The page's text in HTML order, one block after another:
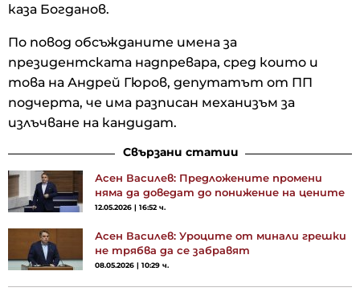
каза Богданов.
По повод обсъжданите имена за
президентската надпревара, сред които и
това на Андрей Гюров, депутатът от ПП
подчерта, че има разписан механизъм за
излъчване на кандидат.
Свързани статии
Асен Василев: Предложените промени
няма да доведат до понижение на цените
12.05.2026 | 16:52 ч.
Асен Василев: Уроците от минали грешки
не трябва да се забравят
08.05.2026 | 10:29 ч.